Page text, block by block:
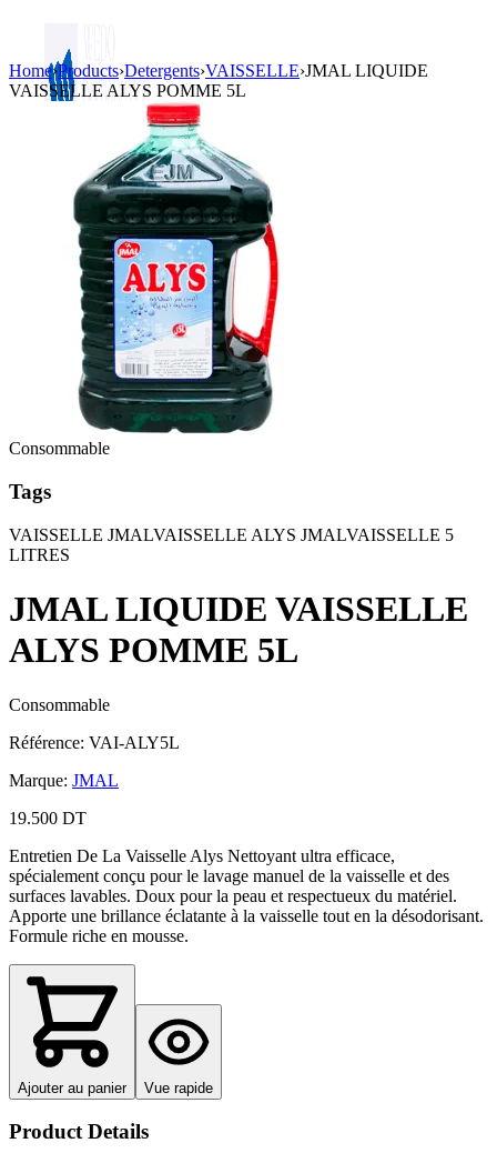
Login / Register
Home›Products›Detergents›VAISSELLE›JMAL LIQUIDE
VAISSELLE ALYS POMME 5L
Consommable
Tags
VAISSELLE JMALVAISSELLE ALYS JMALVAISSELLE 5
LITRES
JMAL LIQUIDE VAISSELLE
ALYS POMME 5L
Consommable
Référence: VAI-ALY5L
Marque: JMAL
19.500 DT
Entretien De La Vaisselle Alys Nettoyant ultra efficace,
spécialement conçu pour le lavage manuel de la vaisselle et des
surfaces lavables. Doux pour la peau et respectueux du matériel.
Apporte une brillance éclatante à la vaisselle tout en la désodorisant.
Formule riche en mousse.
Ajouter au panier Vue rapide
Product Details